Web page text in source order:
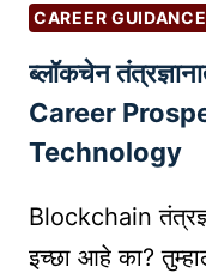
A
N
E
U
L
यु
क्त
चॅ
ट
ट्स
आ
णि
टू
CAREER GUIDANCE
ब्लॉकचेन
Career
Technology
Blockchain
इच्छा आहे का?